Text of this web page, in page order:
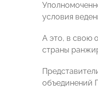
условия
А это, в свою
страны
объединений